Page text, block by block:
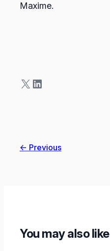
Maxime.
X LinkedIn
← Previous
You may also like